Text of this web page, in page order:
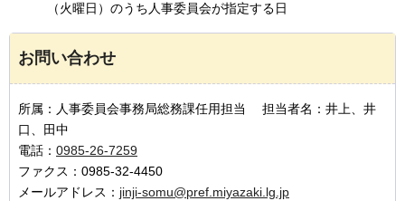
（火曜日）のうち人事委員会が指定する日
お問い合わせ
所属：人事委員会事務局総務課任用担当 担当者名：井上、井
口、田中
電話： 0985-26-7259
ファクス：0985-32-4450
メールアドレス： jinji-somu@pref.miyazaki.lg.jp